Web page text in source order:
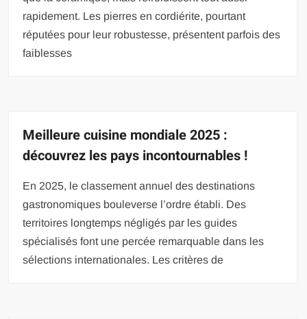
rapidement. Les pierres en cordiérite, pourtant
réputées pour leur robustesse, présentent parfois des
faiblesses
Meilleure cuisine mondiale 2025 :
découvrez les pays incontournables !
En 2025, le classement annuel des destinations
gastronomiques bouleverse l’ordre établi. Des
territoires longtemps négligés par les guides
spécialisés font une percée remarquable dans les
sélections internationales. Les critères de